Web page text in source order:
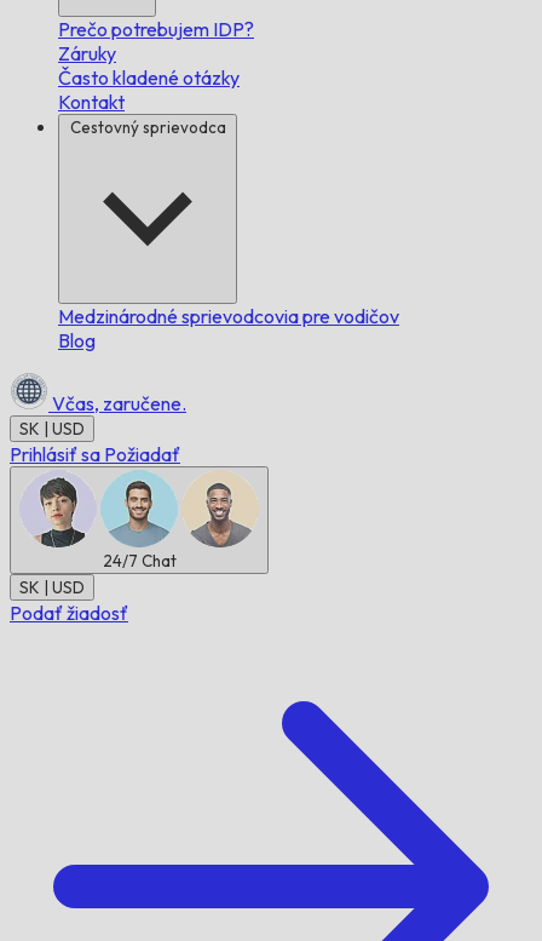
Prečo potrebujem IDP?
Záruky
Často kladené otázky
Kontakt
Cestovný sprievodca
Medzinárodné sprievodcovia pre vodičov
Blog
Včas, zaručene.
SK | USD
Prihlásiť sa Požiadať
24/7 Chat
SK | USD
Podať žiadosť